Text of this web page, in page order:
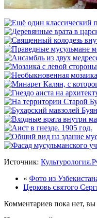
Источник:
« Фото из
Церковь святого
Комментариев пока нет,